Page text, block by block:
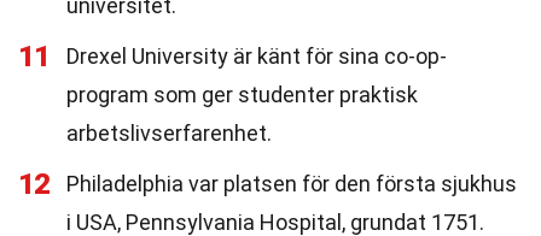
universitet.
11
Drexel University är känt för sina co-op-
program som ger studenter praktisk
arbetslivserfarenhet.
12
Philadelphia var platsen för den första sjukhus
i USA, Pennsylvania Hospital, grundat 1751.